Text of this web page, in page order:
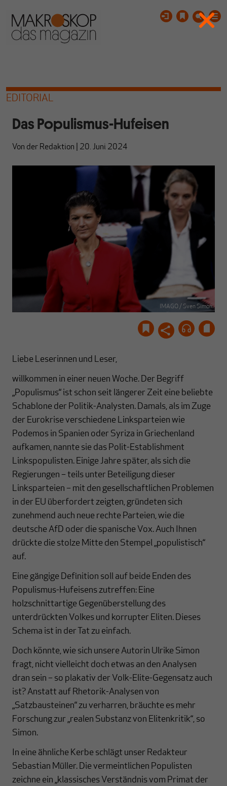
EDITORIAL
Das Populismus-Hufeisen
Von der Redaktion 20. Juni 2024
IMAGO / Sven Simon
Liebe Leserinnen und Leser,
willkommen in einer neuen Woche. Der Begriff
„Populismus“ ist schon seit längerer Zeit eine beliebte
Schablone der Politik-Analysten. Damals, als im Zuge
der Eurokrise verschiedene Linksparteien wie
Podemos in Spanien oder Syriza in Griechenland
aufkamen, nannte sie das Polit-Establishment
Linkspopulisten. Einige Jahre später, als sich die
Regierungen – teils unter Beteiligung dieser
Linksparteien – mit den gesellschaftlichen Problemen
in der EU überfordert zeigten, gründeten sich
zunehmend auch neue rechte Parteien, wie die
deutsche AfD oder die spanische Vox. Auch Ihnen
drückte die stolze Mitte den Stempel „populistisch“
auf.
Eine gängige Definition soll auf beide Enden des
Populismus-Hufeisens zutreffen: Eine
holzschnittartige Gegenüberstellung des
unterdrückten Volkes und korrupter Eliten. Dieses
Schema ist in der Tat zu einfach.
Doch könnte, wie sich unsere Autorin Ulrike Simon
fragt, nicht vielleicht doch etwas an den Analysen
dran sein – so plakativ der Volk-Elite-Gegensatz auch
ist? Anstatt auf Rhetorik-Analysen von
„Satzbausteinen“ zu verharren, bräuchte es mehr
Forschung zur „realen Substanz von Elitenkritik“, so
Simon.
In eine ähnliche Kerbe schlägt unser Redakteur
Sebastian Müller. Die vermeintlichen Populisten
zeichne ein „klassisches Verständnis vom Primat der